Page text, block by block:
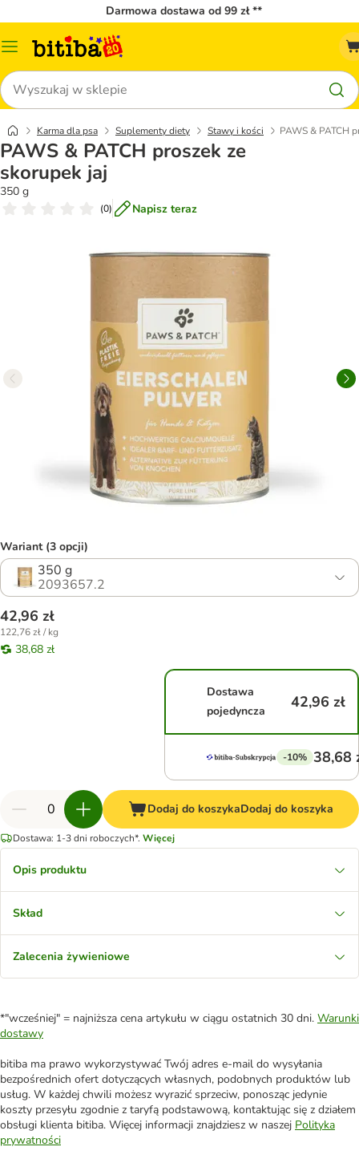
Darmowa dostawa od 99 zł **
Menu
Szukaj
Karma dla psa Suplementy diety Stawy i kości PAWS & PATCH
PAWS & PATCH proszek ze
skorupek jaj
350 g
(0) Napisz teraz
Wariant (3 opcji)
350 g
2093657.2
42,96 zł
122,76 zł / kg
38,68 zł
Dostawa
pojedyncza
42,96 zł
-10% 38,68
Dodaj do koszykaDodaj do koszyka
Dostawa: 1-3 dni roboczych*. Więcej
Opis produktu
Skład
Zalecenia żywieniowe
*"wcześniej" = najniższa cena artykułu w ciągu ostatnich 30 dni. Warunki
dostawy
bitiba ma prawo wykorzystywać Twój adres e-mail do wysyłania
bezpośrednich ofert dotyczących własnych, podobnych produktów lub
usług. W każdej chwili możesz wyrazić sprzeciw, ponosząc jedynie
koszty przesyłu zgodnie z taryfą podstawową, kontaktując się z działem
obsługi klienta bitiba. Więcej informacji znajdziesz w naszej Polityka
prywatności